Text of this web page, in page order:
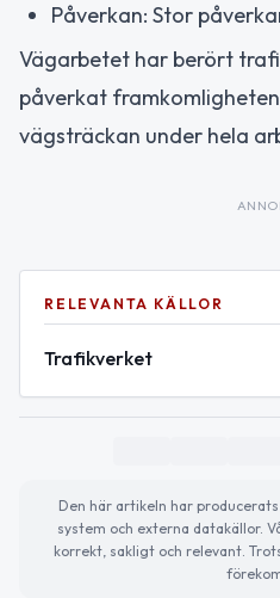
Påverkan: Stor
Vägarbetet har berört
påverkat
vägsträckan under hela
RELEVANTA KÄLLOR
Trafikverket
Den här artikeln har
system och externa datakällor.
korrekt, sakligt och relevant.